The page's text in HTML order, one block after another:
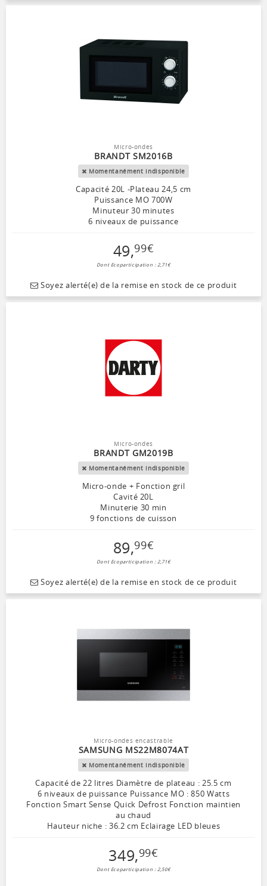
Micro-ondes
BRANDT SM2016B
Momentanément indisponible
Capacité 20L -Plateau 24,5 cm
Puissance MO 700W
Minuteur 30 minutes
6 niveaux de puissance
49,99€
Dont Ecoparticipation : 2,71€
Soyez alerté(e) de la remise en stock de ce produit
Micro-ondes
BRANDT GM2019B
Momentanément indisponible
Micro-onde + Fonction gril
Cavité 20L
Minuterie 30 min
9 fonctions de cuisson
89,99€
Dont Ecoparticipation : 2,71€
Soyez alerté(e) de la remise en stock de ce produit
Micro-ondes encastrable
SAMSUNG MS22M8074AT
Momentanément indisponible
Capacité de 22 litres Diamètre de plateau : 25.5 cm
6 niveaux de puissance Puissance MO : 850 Watts
Fonction Smart Sense Quick Defrost Fonction maintien
au chaud
Hauteur niche : 36.2 cm Eclairage LED bleues
349,99€
Dont Ecoparticipation : 2,50€